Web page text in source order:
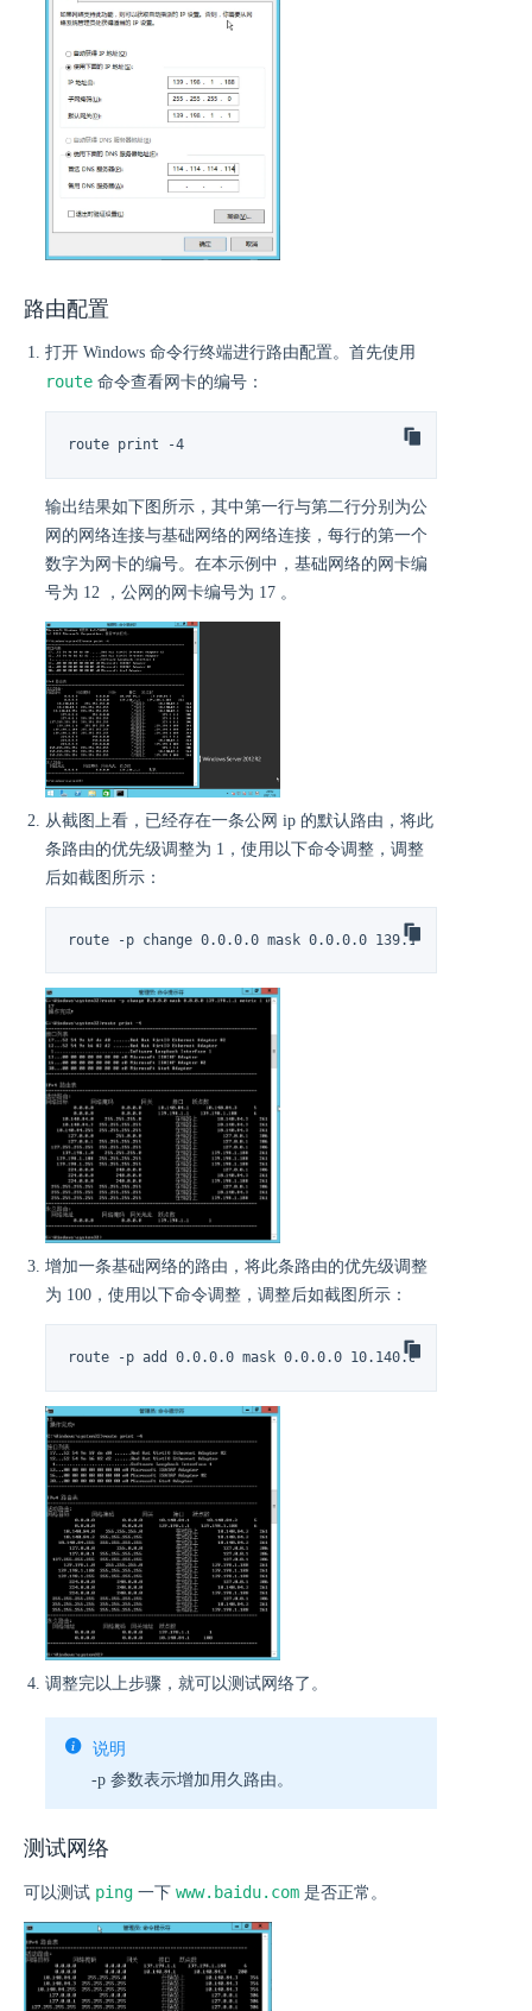
路由配置
打开 Windows 命令行终端进行路由配置。首先使用
route 命令查看网卡的编号：
route print -4
输出结果如下图所示，其中第一行与第二行分别为公
网的网络连接与基础网络的网络连接，每行的第一个
数字为网卡的编号。在本示例中，基础网络的网卡编
号为 12 ，公网的网卡编号为 17 。
从截图上看，已经存在一条公网 ip 的默认路由，将此
条路由的优先级调整为 1，使用以下命令调整，调整
后如截图所示：
route -p change 0.0.0.0 mask 0.0.0.0 139.198.1.1
增加一条基础网络的路由，将此条路由的优先级调整
为 100，使用以下命令调整，调整后如截图所示：
route -p add 0.0.0.0 mask 0.0.0.0 10.140.84.1 metric
调整完以上步骤，就可以测试网络了。
说明
-p 参数表示增加用久路由。
测试网络
可以测试 ping 一下 www.baidu.com 是否正常。